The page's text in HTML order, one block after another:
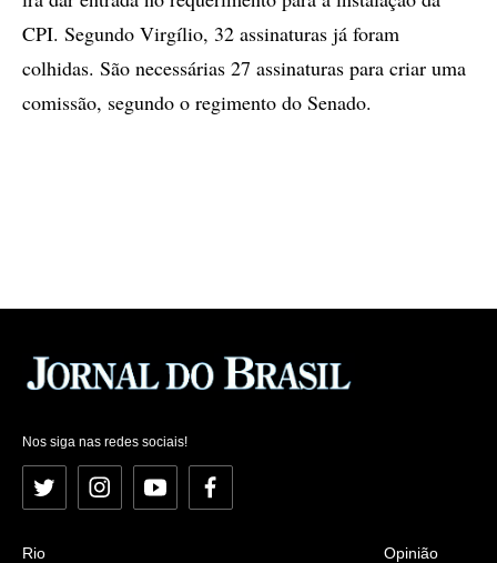
CPI. Segundo Virgílio, 32 assinaturas já foram
colhidas. São necessárias 27 assinaturas para criar uma
comissão, segundo o regimento do Senado.
Nos siga nas redes sociais!
Twitter InstagramYouTubeFacebook
Rio
Opinião